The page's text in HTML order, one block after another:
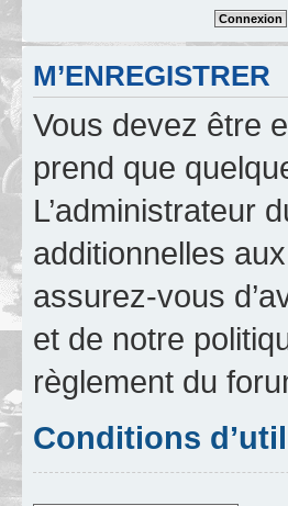
M’ENREGISTRER
Vous devez être
prend que
L’administrateur
additionnelles
assurez-vous
et de notre
règlement du
Conditions